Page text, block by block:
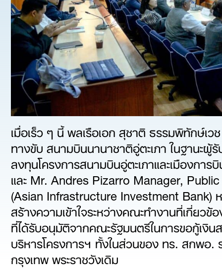
เมื่อเร็ว ๆ นี้ พลเรือเอก สุชาติ ธรรมพิทักษ์เ
ทางขับ สนามบินนานาชาติอู่ตะเภา ในฐาน
ลงทุนโครงการสนามบินอู่ตะเภาและเมืองก
และ Mr. Andres Pizarro Manager,
(Asian Infrastructure Investment Bank)
สร้างความเข้าใจระหว่างคณะทำงานที่เกี่ยว
ที่ได้รับอนุมัติจากคณะรัฐมนตรีในการขอกู้เงิ
บริหารโครงการฯ ทั้งในส่วนของ ทร. สกพอ
กรุงเทพ พระราชวังเดิม